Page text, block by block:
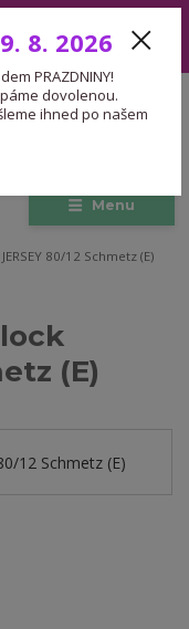
přijaté v tomto období
Menu
CZK
80/12 Schmetz (E)
(E)
8. 2026
PRAZDNINY!
dovolenou.
ihned po našem